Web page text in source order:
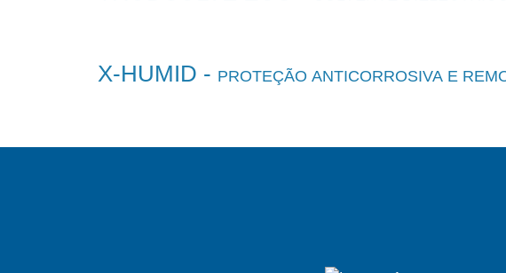
X-HUMID - PROTEÇÃO ANTICORROSIVA E